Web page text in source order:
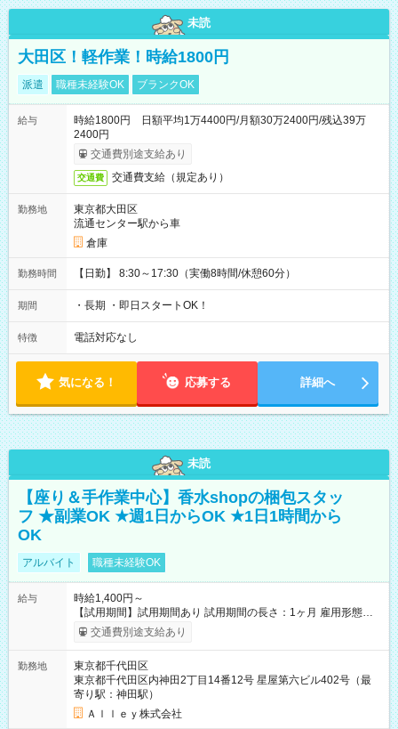
未読
大田区！軽作業！時給1800円
派遣 職種未経験OK ブランクOK
給与
時給1800円 日額平均1万4400円/月額30万2400円/残込39万
2400円
交通費別途支給あり
交通費 交通費支給（規定あり）
勤務地
東京都大田区
流通センター駅から車
倉庫
勤務時間 【日勤】 8:30～17:30（実働8時間/休憩60分）
期間 ・長期 ・即日スタートOK！
特徴 電話対応なし
気になる！ 応募する 詳細へ
未読
【座り＆手作業中心】香水shopの梱包スタッ
フ ★副業OK ★週1日からOK ★1日1時間から
OK
アルバイト 職種未経験OK
給与
時給1,400円～
【試用期間】試用期間あり 試用期間の長さ：1ヶ月 雇用形態、
給与は本採用時と同じです。
交通費別途支給あり
勤務地
東京都千代田区
東京都千代田区内神田2丁目14番12号 星屋第六ビル402号（最
寄り駅：神田駅）
Ａｌｌｅｙ株式会社